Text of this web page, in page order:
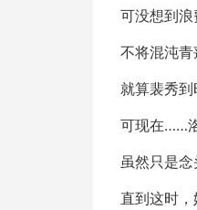
可没想到浪
不将混沌青
就算裴秀
可现在……
虽然只是念
直到这时